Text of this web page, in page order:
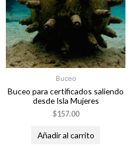
Buceo
Buceo para certificados saliendo
desde Isla Mujeres
$157.00
Añadir al carrito